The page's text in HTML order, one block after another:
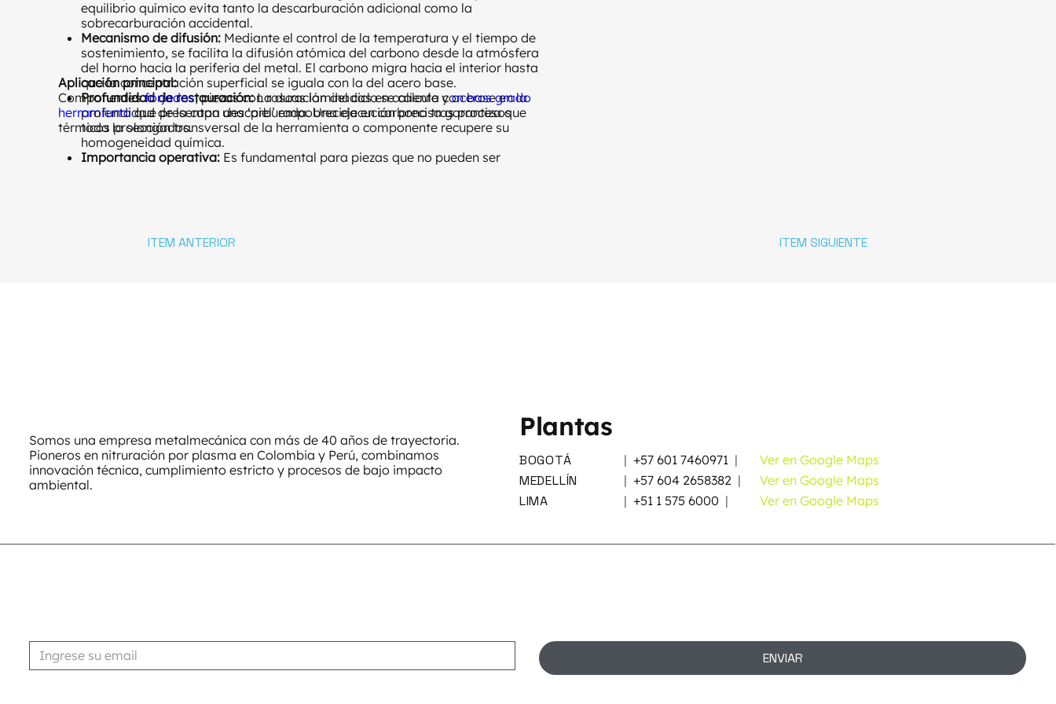
ITEM ANTERIOR ITEM SIGUIENTE
equilibrio químico evita tanto la descarburación adicional como la
sobrecarburación accidental.
Mecanismo de difusión: Mediante el control de la temperatura y el tiempo de
sostenimiento, se facilita la difusión atómica del carbono desde la atmósfera
del horno hacia la periferia del metal. El carbono migra hacia el interior hasta
que la concentración superficial se iguala con la del acero base.
Profundidad de restauración:La duración del ciclo se calcula con base en la
profundidad de la capa descarburada. Una ejecución precisa garantiza que
toda la sección transversal de la herramienta o componente recupere su
homogeneidad química.
Importancia operativa:Es fundamental para piezas que no pueden ser
Aplicación principal:
Componentesforjados, piezas con roscas laminadas en caliente yaceros grado
herramientaque presentan una ‘piel’ empobrecida en carbono tras procesos
térmicos prolongados.
Somos una empresa metalmecánica con más de 40 años de trayectoria.
Pioneros en nitruración por plasma en Colombia y Perú, combinamos
innovación técnica, cumplimiento estricto y procesos de bajo impacto
ambiental.
Plantas
BOGOTÁ | +57 601 7460971 | Ver en Google Maps
MEDELLÍN | +57 604 2658382 | Ver en Google Maps
LIMA | +51 1 575 6000 | Ver en Google Maps
ENVIAR